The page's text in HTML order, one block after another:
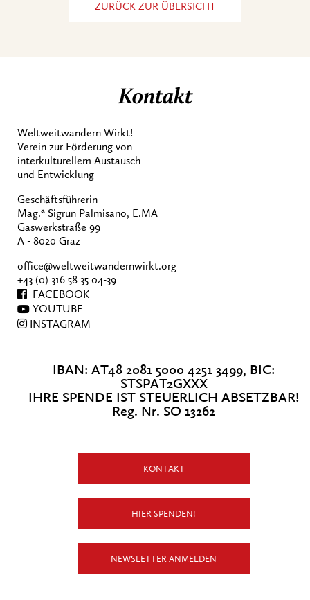
ZURÜCK ZUR ÜBERSICHT
Kontakt
Weltweitwandern Wirkt!
Verein zur Förderung von
interkulturellem Austausch
und Entwicklung
Geschäftsführerin
Mag.a Sigrun Palmisano, E.MA
Gaswerkstraße 99
A - 8020 Graz
office@weltweitwandernwirkt.org
+43 (0) 316 58 35 04-39
FACEBOOK
YOUTUBE
INSTAGRAM
IBAN: AT48 2081 5000 4251 3499, BIC:
STSPAT2GXXX
IHRE SPENDE IST STEUERLICH ABSETZBAR!
Reg. Nr. SO 13262
KONTAKT
HIER SPENDEN!
NEWSLETTER ANMELDEN